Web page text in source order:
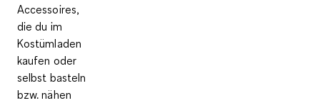
Accessoires,
die du im
Kostümladen
kaufen oder
selbst basteln
bzw. nähen